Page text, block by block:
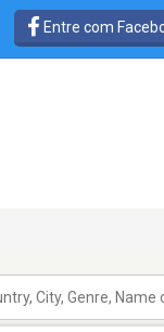
Entre com